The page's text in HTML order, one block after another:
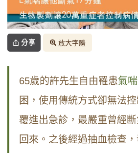
分享 放大字體
65歲的許先生自由罹患氣喘
困，使用傳統方式卻無法
覆進出急診，最嚴重曾經
回來。之後經過抽血檢查